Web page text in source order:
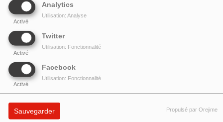
Analytics
Activé
Utilisation: Analyse
Twitter
Activé
Utilisation: Fonctionnalité
Facebook
Activé
Utilisation: Fonctionnalité
Sauvegarder Propulsé par Orejime
Interview de la chorégraphe
SouffleetEt mon coeur dans tout cela ?